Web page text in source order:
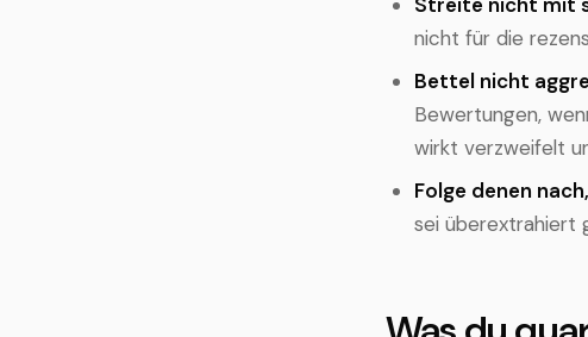
nicht für die
Bettel nicht
Bewertungen,
wirkt verzweifelt
Folge denen
sei überextrahiert